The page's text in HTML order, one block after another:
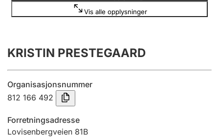
Årsregnskap
Innsending og forsinkelsesgebyr
Tinglysing
Vis alle opplysninger
KRISTIN PRESTEGAARD
Organisasjonsnummer
812 166 492
Forretningsadresse
Lovisenbergveien 81B